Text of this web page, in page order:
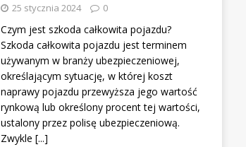
25 stycznia 2024 0
Czym jest szkoda całkowita pojazdu?
Szkoda całkowita pojazdu jest terminem
używanym w branży ubezpieczeniowej,
określającym sytuację, w której koszt
naprawy pojazdu przewyższa jego wartość
rynkową lub określony procent tej wartości,
ustalony przez polisę ubezpieczeniową.
Zwykle [...]